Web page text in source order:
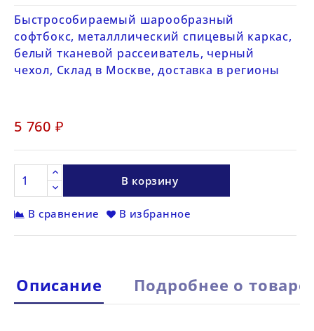
Быстрособираемый шарообразный
софтбокс, металллический спицевый каркас,
белый тканевой рассеиватель, черный
чехол, Склад в Москве, доставка в регионы
5 760 ₽
В корзину
В сравнение В избранное
Описание Подробнее о товаре